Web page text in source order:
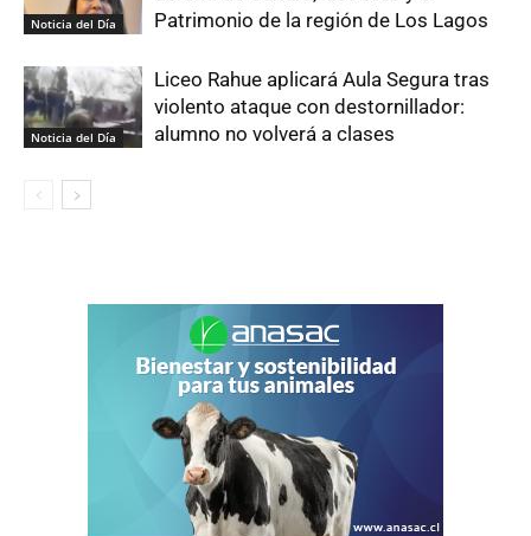
Noticia del Día
Patrimonio de la región de Los Lagos
Noticia del Día
Liceo Rahue aplicará Aula Segura tras
violento ataque con destornillador:
alumno no volverá a clases